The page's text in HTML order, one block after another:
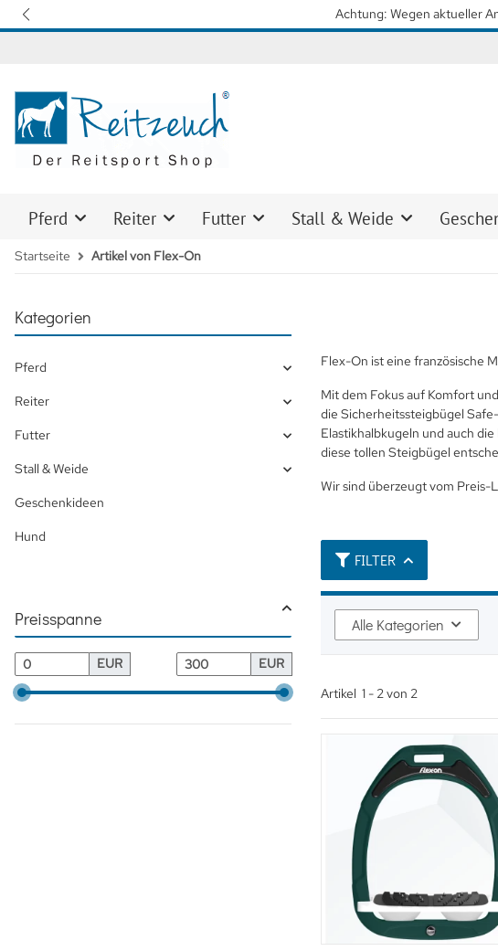
Wir arbeiten
Pferd Reiter Futter Stall & Weide
Startseite Artikel von Flex-On
Flex-On ist eine französische
Mit dem Fokus auf Komfort
die Sicherheitssteigbügel
Elastikhalbkugeln und auch
diese tollen Steigbügel
Wir sind überzeugt vom
FILTER
Alle Kategorien
Artikel 1 - 2von 2
Kategorien
Pferd
Reiter
Futter
Stall & Weide
Geschenkideen
Hund
Preisspanne
EUR EUR